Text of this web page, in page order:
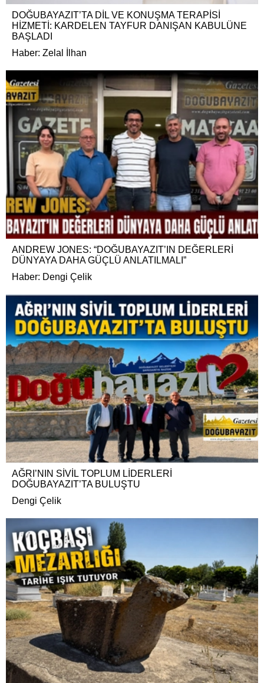
DOĞUBAYAZIT’TA DİL VE KONUŞMA TERAPİSİ
HİZMETİ: KARDELEN TAYFUR DANIŞAN KABULÜNE
BAŞLADI
Haber: Zelal İlhan
ANDREW JONES: “DOĞUBAYAZIT’IN DEĞERLERİ
DÜNYAYA DAHA GÜÇLÜ ANLATILMALI”
Haber: Dengi Çelik
AĞRI’NIN SİVİL TOPLUM LİDERLERİ
DOĞUBAYAZIT’TA BULUŞTU
Dengi Çelik